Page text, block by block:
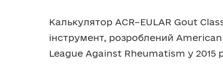
Калькулятор ACR–EULAR Gout
інструмент, розроблений
League Against Rheumatism у 2015